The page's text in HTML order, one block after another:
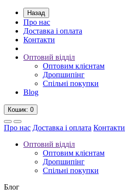
Назад
Про нас
Доставка і оплата
Контакти
Оптовий відділ
Оптовим клієнтам
Дропшипінг
Спільні покупки
Blog
Кошик: 0
Про нас Доставка і оплата Контакти
Оптовий відділ
Оптовим клієнтам
Дропшипінг
Спільні покупки
Блог